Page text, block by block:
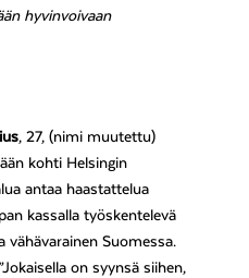
hyvinvoivaan
, 27, (nimi muutettu)
kohti Helsingin
antaa haastattelua
kassalla työskentelevä
vähävarainen Suomessa.
on syynsä siihen,